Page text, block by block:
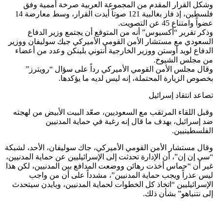
وشكل القرار المقدم من المجموعة العربية صرخة أممية وفق
فلسطين، إذ فاز بغالبية 121 صوتاً أيدت القرار، وسط معارضة 14
عضواً وامتناع 45 عن التصويت.
وذكر تقرير “أكسيوس” أنه من المتوقع أن يجتمع وزير الدفاع
السعودي مع مستشار الأمن القومي الأميركي جيك سوليفان ووزير
الدفاع لويد أوستن ووزير الخارجية أنتوني بلينكن وعدد من أعضاء
من مجلس الشيوخ.
وقال مجلس الأمن القومي الأميركي رداً على سؤال “رويترز”
بخصوص الزيارة المحتملة، إنه ليس لديه ما يؤكدها.
تصاعد انتقاد إسرائيل
وقبل اللقاء المرتقب مع السعوديين، صعّد البيت الأبيض من لهجته
ضد إسرائيل، بهدف ما قال إنه رغبة في حماية المدنيين
الفلسطينيين.
وقال مستشار الأمن القومي الأميركي، جاك سوليفان، الأحد، لشبكة
“سي إن إن”، أن الإدارة تحدثت إلى الإسرائيليين عن حماية المدنيين،
غير أن “حماس أخذت رهائن ووضعت المدافع بين المدنيين، لكن هذا
ليس عذراً ويجب حماية المدنيين”، مشدداً على أن من واجب
الإسرائيليين “اتخاذ كل الخطوات لحماية المدنيين، وبايدن سيتحدث
إلى نتنياهو” بشأن ذلك.